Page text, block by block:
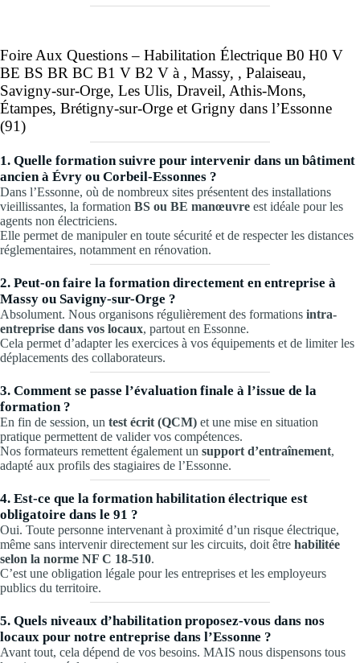
Foire Aux Questions – Habilitation Électrique B0 H0 V
BE BS BR BC B1 V B2 V à , Massy, , Palaiseau,
Savigny-sur-Orge, Les Ulis, Draveil, Athis-Mons,
Étampes, Brétigny-sur-Orge et Grigny dans l’Essonne
(91)
1. Quelle formation suivre pour intervenir dans un bâtiment
ancien à Évry ou Corbeil-Essonnes ?
Dans l’Essonne, où de nombreux sites présentent des installations
vieillissantes, la formation BS ou BE manœuvre est idéale pour les
agents non électriciens.
Elle permet de manipuler en toute sécurité et de respecter les distances
réglementaires, notamment en rénovation.
2. Peut-on faire la formation directement en entreprise à
Massy ou Savigny-sur-Orge ?
Absolument. Nous organisons régulièrement des formations intra-
entreprise dans vos locaux, partout en Essonne.
Cela permet d’adapter les exercices à vos équipements et de limiter les
déplacements des collaborateurs.
3. Comment se passe l’évaluation finale à l’issue de la
formation ?
En fin de session, un test écrit (QCM) et une mise en situation
pratique permettent de valider vos compétences.
Nos formateurs remettent également un support d’entraînement,
adapté aux profils des stagiaires de l’Essonne.
4. Est-ce que la formation habilitation électrique est
obligatoire dans le 91 ?
Oui. Toute personne intervenant à proximité d’un risque électrique,
même sans intervenir directement sur les circuits, doit être habilitée
selon la norme NF C 18-510.
C’est une obligation légale pour les entreprises et les employeurs
publics du territoire.
5. Quels niveaux d’habilitation proposez-vous dans nos
locaux pour notre entreprise dans l’Essonne ?
Avant tout, cela dépend de vos besoins. MAIS nous dispensons tous